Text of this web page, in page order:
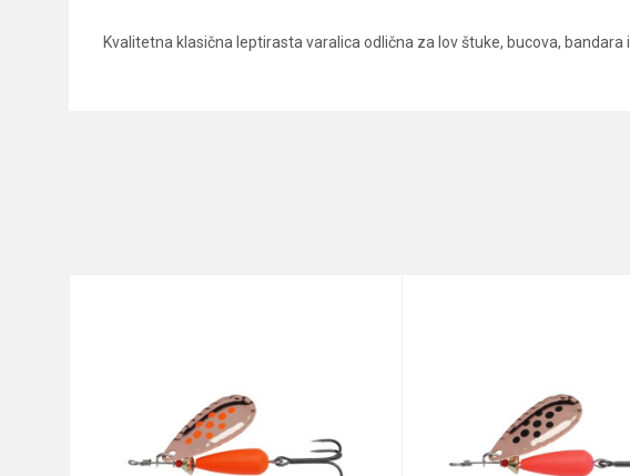
Kvalitetna klasična leptirasta varalica odlična za lov štuke, bucova,